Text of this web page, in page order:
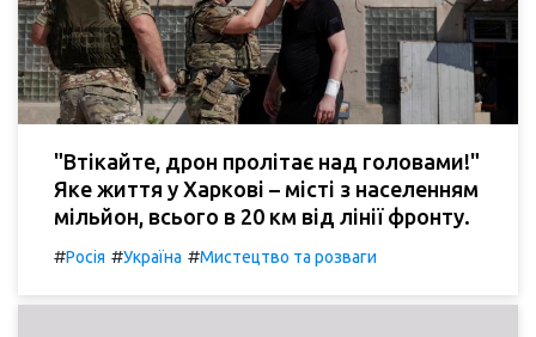
"Втікайте, дрон пролітає над головами!"
Яке життя у Харкові – місті з населенням
мільйон, всього в 20 км від лінії фронту.
#Росія #Україна #Мистецтво та розваги